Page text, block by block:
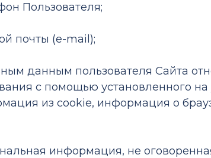
Пользователя;
почты (e-mail);
данным пользователя Сайта
с помощью установленного
из cookie, информация о
информация, не